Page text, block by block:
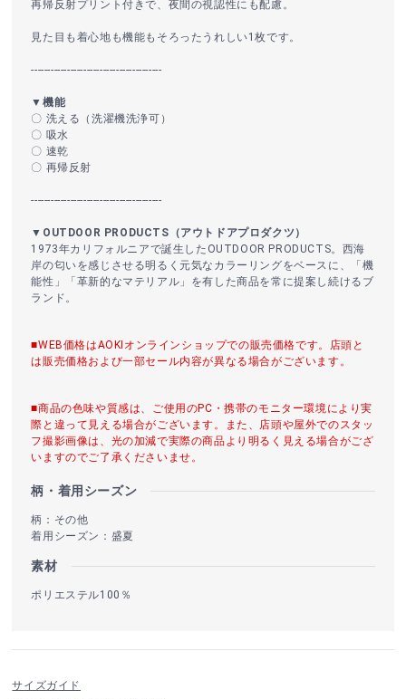
再帰反射プリント付きで、夜間の視認性にも配慮。
見た目も着心地も機能もそろったうれしい1枚です。
----------------------------------------
▼機能
〇 洗える（洗濯機洗浄可）
〇 吸水
〇 速乾
〇 再帰反射
----------------------------------------
▼OUTDOOR PRODUCTS（アウトドアプロダクツ）
1973年カリフォルニアで誕生したOUTDOOR PRODUCTS。西海
岸の匂いを感じさせる明るく元気なカラーリングをベースに、「機
能性」「革新的なマテリアル」を有した商品を常に提案し続けるブ
ランド。
■WEB価格はAOKIオンラインショップでの販売価格です。店頭と
は販売価格および一部セール内容が異なる場合がございます。
■商品の色味や質感は、ご使用のPC・携帯のモニター環境により実
際と違って見える場合がございます。また、店頭や屋外でのスタッ
フ撮影画像は、光の加減で実際の商品より明るく見える場合がござ
いますのでご了承くださいませ。
柄・着用シーズン
柄：その他
着用シーズン：盛夏
素材
ポリエステル100％
サイズガイド